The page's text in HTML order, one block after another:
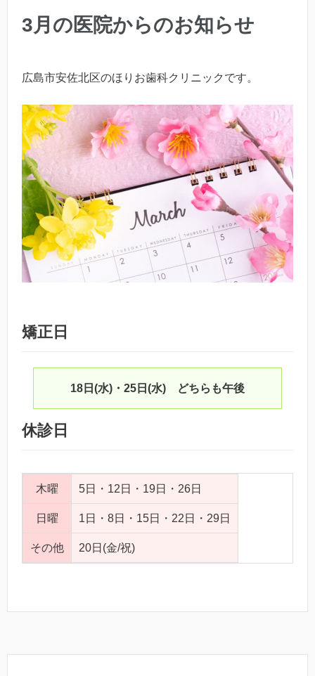
3月の医院からのお知らせ
広島市安佐北区のほりお歯科クリニックです。
矯正日
18日(水)・25日(水) どちらも午後
休診日
木曜 5日・12日・19日・26日
日曜 1日・8日・15日・22日・29日
その他 20日(金/祝)